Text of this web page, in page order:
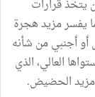
يتخذ قرارات
يفسر مزيد هجرة
أو أجنبي من شأنه
العالي، الذي
الحضيض.